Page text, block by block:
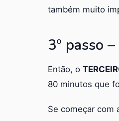
também muito
3º passo
Então, o
80 minutos que
Se começar com